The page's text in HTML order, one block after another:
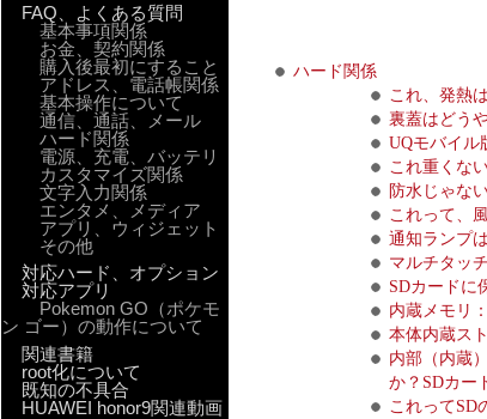
ハード関係
これ、発熱
裏蓋はどう
UQモバイル
これ重くな
防水じゃな
これって、
通知ランプ
マルチタッ
SDカードに
内蔵メモリ
本体内蔵ス
内部（内蔵
か？SDカー
これってSD
FAQ、よくある質問
基本事項関係
お金、契約関係
購入後最初にすること
アドレス、電話帳関係
基本操作について
通信、通話、メール
ハード関係
電源、充電、バッテリ
カスタマイズ関係
文字入力関係
エンタメ、メディア
アプリ、ウィジェット
その他
対応ハード、オプション
対応アプリ
Pokemon GO（ポケモ
ン ゴー）の動作について
関連書籍
root化について
既知の不具合
HUAWEI honor9関連動画